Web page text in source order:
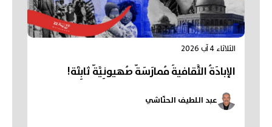
الثلاثاء 4 آب 2026
الإبادَةُ الثَّقافيةُ مُمارَسَةٌ صُهيونِيَّةٌ ثابِتَة!
عبد اللطيف الحنّاشي